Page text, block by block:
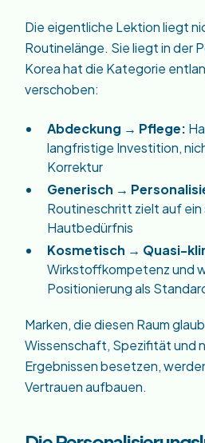
Die eigentliche Lektion liegt
Routinelänge. Sie liegt in der
Korea hat die Kategorie
verschoben:
Abdeckung → Pflege:
langfristige Investition,
Korrektur
Generisch →
Routineschritt zielt auf ein
Hautbedürfnis
Kosmetisch → Quasi-
Wirkstoffkompetenz und
Positionierung als
Marken, die diesen Raum
Wissenschaft, Spezifität und
Ergebnissen besetzen,
Vertrauen aufbauen.